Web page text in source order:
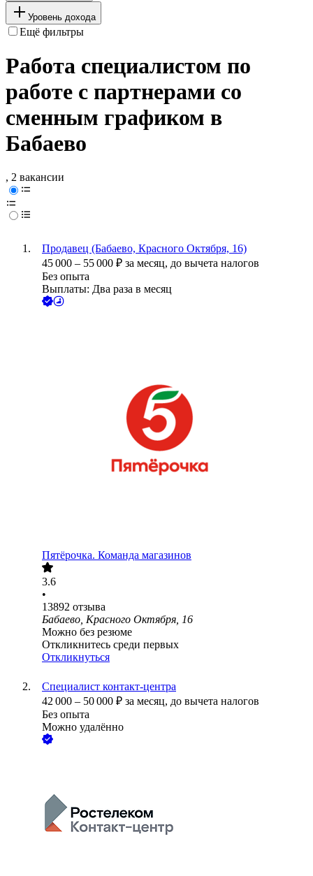
Уровень дохода
Ещё фильтры
Работа специалистом по
работе с партнерами со
сменным графиком в
Бабаево
, 2 вакансии
Продавец (Бабаево, Красного Октября, 16)
45 000 – 55 000 ₽ за месяц, до вычета налогов
Без опыта
Выплаты: Два раза в месяц
Пятёрочка. Команда магазинов
3.6
•
13892 отзыва
Бабаево, Красного Октября, 16
Можно без резюме
Откликнитесь среди первых
Откликнуться
Специалист контакт-центра
42 000 – 50 000 ₽ за месяц, до вычета налогов
Без опыта
Можно удалённо